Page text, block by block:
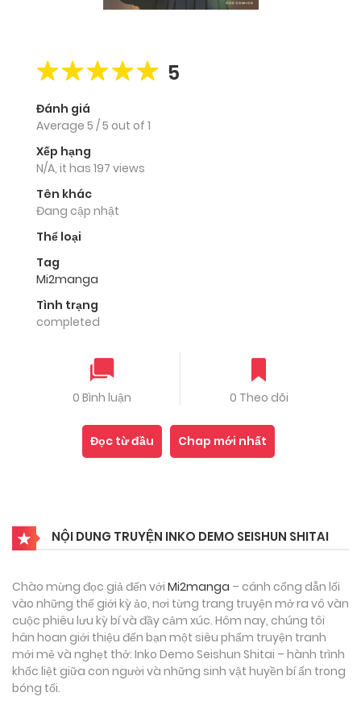
5
Đánh giá
Average 5 /5 out of 1
Xếp hạng
N/A, it has 197 views
Tên khác
Đang cập nhật
Thể loại
Tag
Mi2manga
Tình trạng
completed
0 Bình luận 0 Theo dõi
Đọc từ đầu Chap mới nhất
NỘI DUNG TRUYỆN INKO DEMO SEISHUN SHITAI
Chào mừng đọc giả đến với Mi2manga – cánh cổng dẫn lối
vào những thế giới kỳ ảo, nơi từng trang truyện mở ra vô vàn
cuộc phiêu lưu kỳ bí và đầy cảm xúc. Hôm nay, chúng tôi
hân hoan giới thiệu đến bạn một siêu phẩm truyện tranh
mới mẻ và nghẹt thở: Inko Demo Seishun Shitai – hành trình
khốc liệt giữa con người và những sinh vật huyền bí ẩn trong
bóng tối.